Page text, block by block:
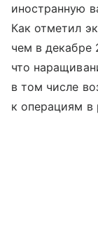
иностранную
Как отметил
чем в декабре
что
в том числе
к операциям в